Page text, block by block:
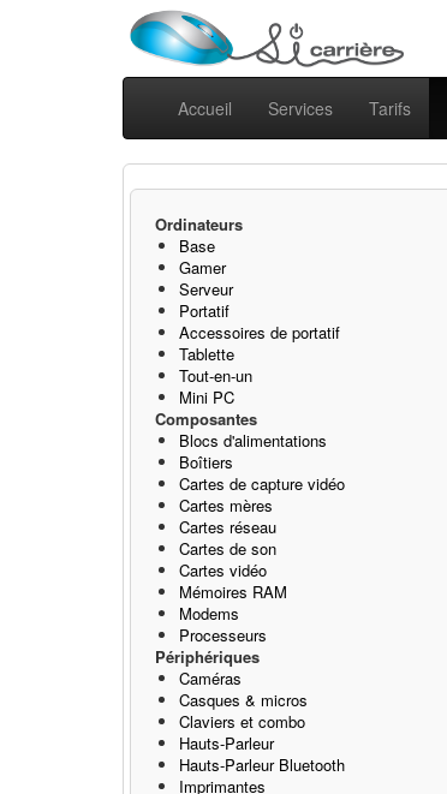
Accueil Services Tarifs
Ordinateurs
Base
Gamer
Serveur
Portatif
Accessoires de portatif
Tablette
Tout-en-un
Mini PC
Composantes
Blocs d'alimentations
Boîtiers
Cartes de capture vidéo
Cartes mères
Cartes réseau
Cartes de son
Cartes vidéo
Mémoires RAM
Modems
Processeurs
Périphériques
Caméras
Casques & micros
Claviers et combo
Hauts-Parleur
Hauts-Parleur Bluetooth
Imprimantes